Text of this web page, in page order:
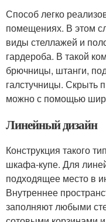
Способ легко
помещениях. В этом
виды стеллажей и
гардероба. В такой
брючницы, штанги,
галстучницы. Скрыть
можно с помощью
Линейный дизайн
Конструкция такого
шкафа-купе. Для
подходящее место в
Внутреннее
заполняют любыми